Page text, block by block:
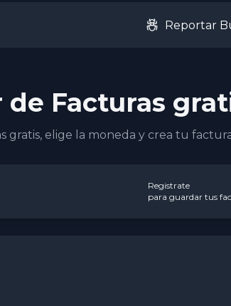
Reportar
de Facturas
gratis, elige la moneda y crea tu
Registrate
para guardar tus